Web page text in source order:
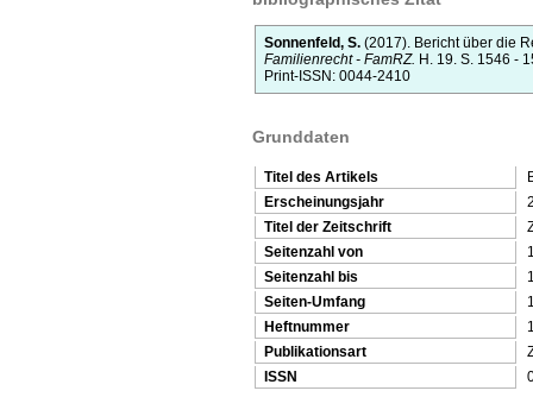
Sonnenfeld, S. (2017). Bericht über die
Familienrecht - FamRZ. H. 19. S. 1546 -
Print-ISSN: 0044-2410
Grunddaten
Titel des Artikels
Erscheinungsjahr
Titel der Zeitschrift
Seitenzahl von
Seitenzahl bis
Seiten-Umfang
Heftnummer
Publikationsart
ISSN